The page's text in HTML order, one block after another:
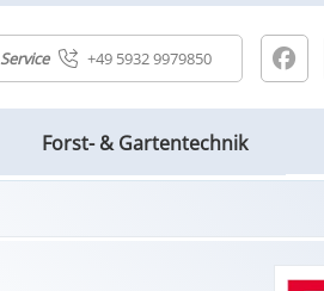
Service +49 5932 9979850
Forst- & Gartentechnik